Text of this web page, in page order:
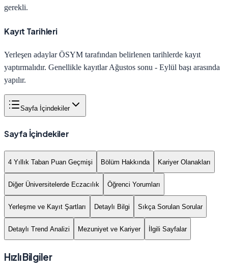
gerekli.
Kayıt Tarihleri
Yerleşen adaylar ÖSYM tarafından belirlenen tarihlerde kayıt
yaptırmalıdır. Genellikle kayıtlar Ağustos sonu - Eylül başı arasında
yapılır.
Sayfa İçindekiler
Sayfa İçindekiler
4 Yıllık Taban Puan Geçmişi Bölüm Hakkında Kariyer Olanakları
Diğer Üniversitelerde Eczacılık Öğrenci Yorumları
Yerleşme ve Kayıt Şartları Detaylı Bilgi Sıkça Sorulan Sorular
Detaylı Trend Analizi Mezuniyet ve Kariyer İlgili Sayfalar
Hızlı Bilgiler